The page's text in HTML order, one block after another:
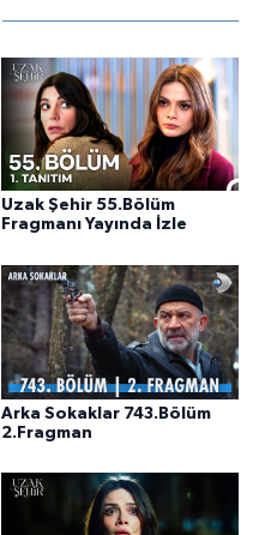
Uzak Şehir 55.Bölüm
Fragmanı Yayında İzle
Arka Sokaklar 743.Bölüm
2.Fragman